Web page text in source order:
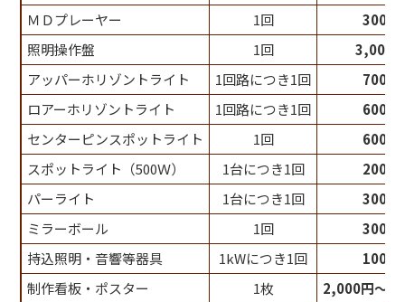
ＭＤプレーヤー
1回
300円
照明操作盤
1回
3,000
アッパーホリゾントライト
1回路につき1回
700円
ロアーホリゾントライト
1回路につき1回
600円
センターピンスポットライト
1回
600円
スポットライト（500Ｗ）
1台につき1回
200円
パーライト
1台につき1回
300円
ミラーボール
1回
300円
持込照明・音響等器具
1kWにつき1回
100円
制作看板・ポスター
1枚 2,000円～